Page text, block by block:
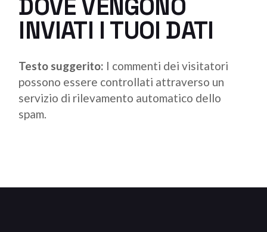
DOVE VENGONO
INVIATI I TUOI DATI
Testo suggerito: I commenti dei visitatori
possono essere controllati attraverso un
servizio di rilevamento automatico dello
spam.